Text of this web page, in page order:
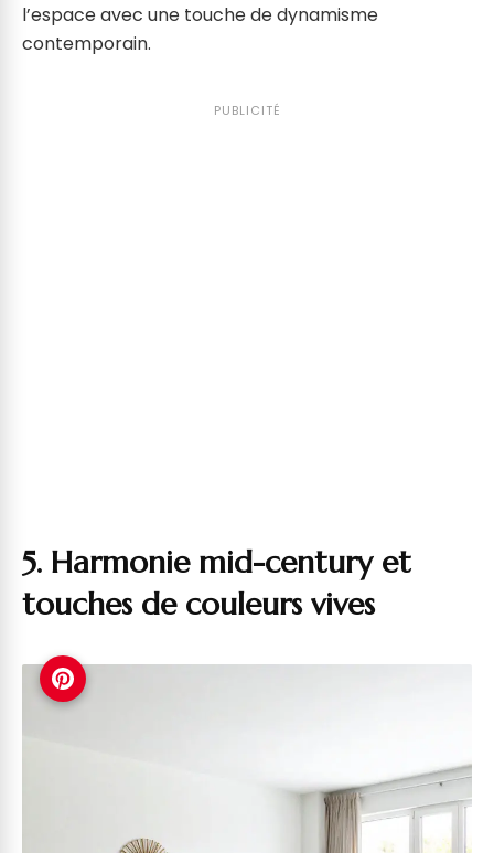
l’espace avec une touche de dynamisme
contemporain.
PUBLICITÉ
5. Harmonie mid-century et
touches de couleurs vives